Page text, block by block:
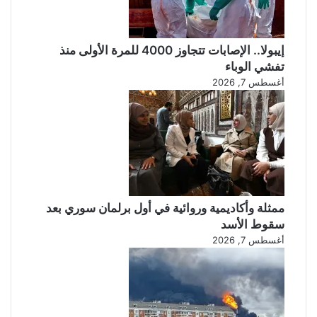
و
ر
ي
ا
ع
ر
ا
ل
م
ك
ت
ه
ن
تُ
ح
ب
ي
د
ا
ع
ش
أ
ن
ا
ا
ع
ا
إيبولا.. الإصابات تتجاوز 4000 للمرة الأولى منذ
تفشي الوباء
أغسطس 7, 2026
ممثلة وأكاديمية وروائية في أول برلمان سوري بعد
سقوط الأسد
أغسطس 7, 2026